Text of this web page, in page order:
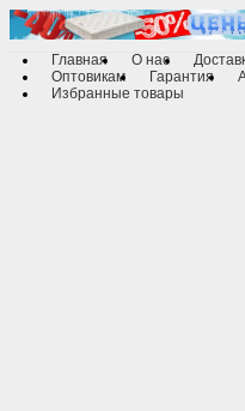
Главная О нас
Оптовикам
Гарантия
Избранные товары